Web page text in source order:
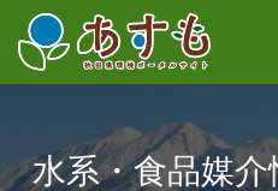
水系・食品媒